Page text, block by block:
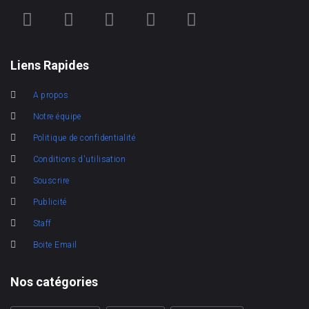
Liens Rapides
A propos
Notre équipe
Politique de confidentialité
Conditions d'utilisation
Souscrire
Publicité
Staff
Boite Email
Nos catégories